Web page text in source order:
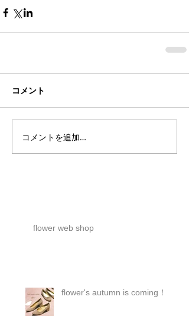
コメント
コメントを追加…
flower web shop
flower's autumn is coming！